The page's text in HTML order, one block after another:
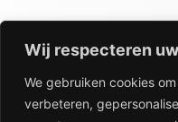
Wij respecteren
We gebruiken cookies
verbeteren,
CATALOGI
Workwear &
Veiligheid